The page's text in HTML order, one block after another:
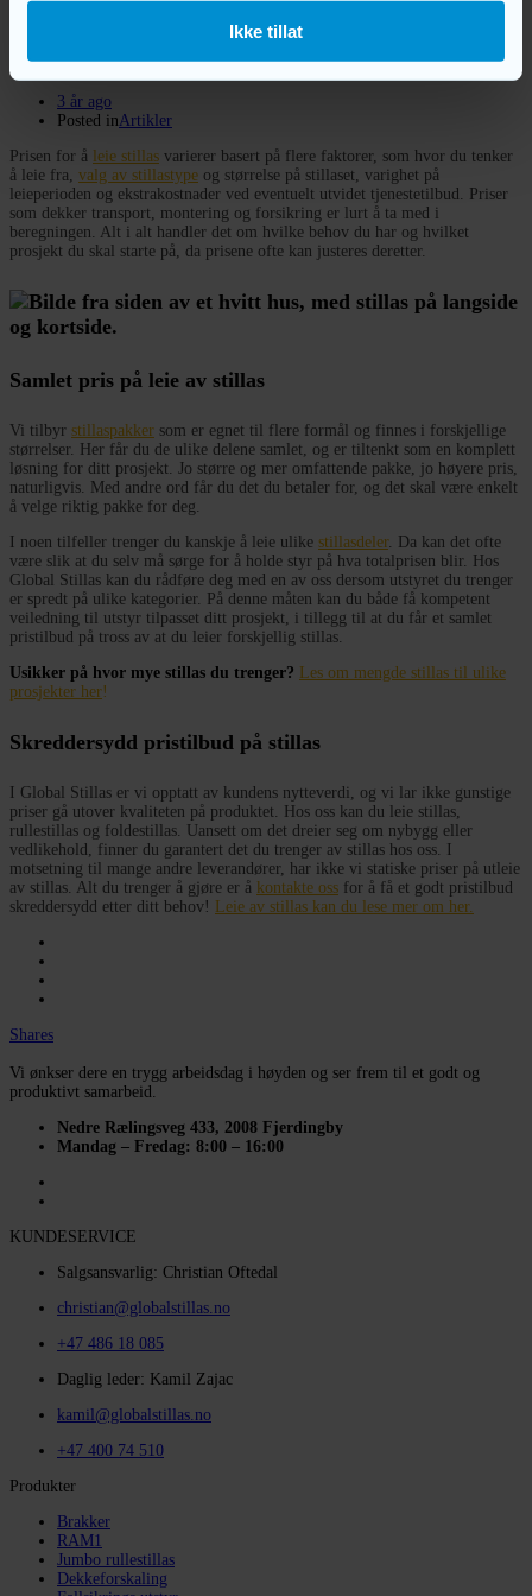
Ikke tillat
Hva koster det å leie stillas?
3 år ago
Posted inArtikler
Prisen for å leie stillas varierer basert på flere faktorer, som hvor du tenker
å leie fra, valg av stillastype og størrelse på stillaset, varighet på
leieperioden og ekstrakostnader ved eventuelt utvidet tjenestetilbud. Priser
som dekker transport, montering og forsikring er lurt å ta med i
beregningen. Alt i alt handler det om hvilke behov du har og hvilket
prosjekt du skal starte på, da prisene ofte kan justeres deretter.
Samlet pris på leie av stillas
Vi tilbyr stillaspakker som er egnet til flere formål og finnes i forskjellige
størrelser. Her får du de ulike delene samlet, og er tiltenkt som en komplett
løsning for ditt prosjekt. Jo større og mer omfattende pakke, jo høyere pris,
naturligvis. Med andre ord får du det du betaler for, og det skal være enkelt
å velge riktig pakke for deg.
I noen tilfeller trenger du kanskje å leie ulike stillasdeler. Da kan det ofte
være slik at du selv må sørge for å holde styr på hva totalprisen blir. Hos
Global Stillas kan du rådføre deg med en av oss dersom utstyret du trenger
er spredt på ulike kategorier. På denne måten kan du både få kompetent
veiledning til utstyr tilpasset ditt prosjekt, i tillegg til at du får et samlet
pristilbud på tross av at du leier forskjellig stillas.
Usikker på hvor mye stillas du trenger? Les om mengde stillas til ulike
prosjekter her!
Skreddersydd pristilbud på stillas
I Global Stillas er vi opptatt av kundens nytteverdi, og vi lar ikke gunstige
priser gå utover kvaliteten på produktet. Hos oss kan du leie stillas,
rullestillas og foldestillas. Uansett om det dreier seg om nybygg eller
vedlikehold, finner du garantert det du trenger av stillas hos oss. I
motsetning til mange andre leverandører, har ikke vi statiske priser på utleie
av stillas. Alt du trenger å gjøre er å kontakte oss for å få et godt pristilbud
skreddersydd etter ditt behov! Leie av stillas kan du lese mer om her.
Shares
Vi ønkser dere en trygg arbeidsdag i høyden og ser frem til et godt og
produktivt samarbeid.
Nedre Rælingsveg 433, 2008 Fjerdingby
Mandag – Fredag: 8:00 – 16:00
KUNDESERVICE
Salgsansvarlig: Christian Oftedal
christian@globalstillas.no
+47 486 18 085
Daglig leder: Kamil Zajac
kamil@globalstillas.no
+47 400 74 510
Produkter
Brakker
RAM1
Jumbo rullestillas
Dekkeforskaling